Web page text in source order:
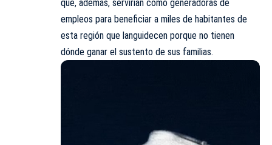
que, además, servirían como generadoras de
empleos para beneficiar a miles de habitantes de
esta región que languidecen porque no tienen
dónde ganar el sustento de sus familias.